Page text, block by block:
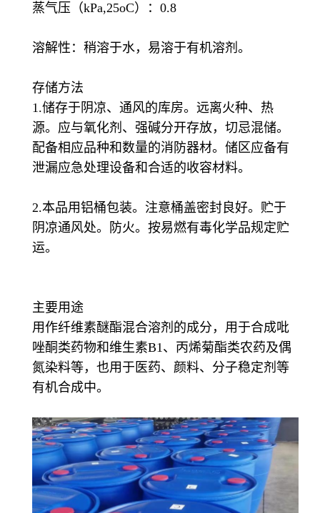
蒸气压（kPa,25oC）：0.8
溶解性：稍溶于水，易溶于有机溶剂。
存储方法
1.储存于阴凉、通风的库房。远离火种、热
源。应与氧化剂、强碱分开存放，切忌混储。
配备相应品种和数量的消防器材。储区应备有
泄漏应急处理设备和合适的收容材料。
2.本品用铝桶包装。注意桶盖密封良好。贮于
阴凉通风处。防火。按易燃有毒化学品规定贮
运。
主要用途
用作纤维素醚酯混合溶剂的成分，用于合成吡
唑酮类药物和维生素B1、丙烯菊酯类农药及偶
氮染料等，也用于医药、颜料、分子稳定剂等
有机合成中。